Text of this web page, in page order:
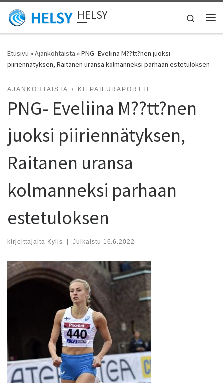
Skip to content HELSY
Search
Etusivu »Ajankohtaista »PNG- Eveliina M??tt?nen juoksi
piiriennätyksen, Raitanen uransa kolmanneksi parhaan estetuloksen
AJANKOHTAISTA KILPAILURAPORTTI
PNG- Eveliina M??tt?nen
juoksi piiriennätyksen,
Raitanen uransa
kolmanneksi parhaan
estetuloksen
kirjoittajalta Kylis | Julkaistu 16.6.2022